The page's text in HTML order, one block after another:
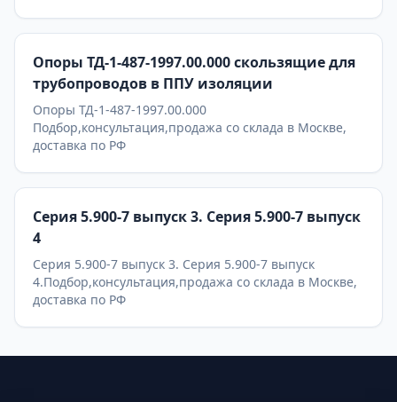
Опоры ТД-1-487-1997.00.000 скользящие для
трубопроводов в ППУ изоляции
Опоры ТД-1-487-1997.00.000
Подбор,консультация,продажа со склада в Москве,
доставка по РФ
Серия 5.900-7 выпуск 3. Серия 5.900-7 выпуск
4
Серия 5.900-7 выпуск 3. Серия 5.900-7 выпуск
4.Подбор,консультация,продажа со склада в Москве,
доставка по РФ